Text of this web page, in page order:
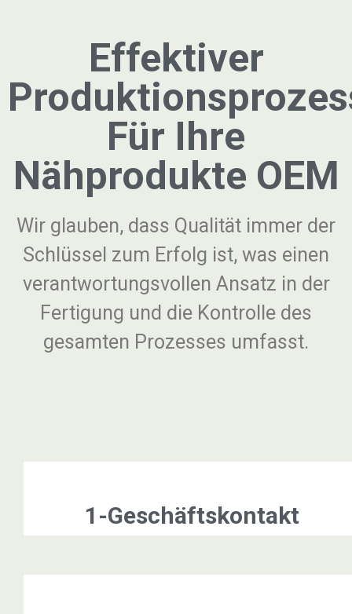
Effektiver
Für Ihre
Nähprodukte OEM
Wir glauben, dass Qualität immer der
Schlüssel zum Erfolg ist, was einen
verantwortungsvollen Ansatz in der
Fertigung und die Kontrolle des
gesamten Prozesses umfasst.
1-Geschäftskontakt